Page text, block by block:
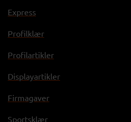
Express
Profilklær
Profilartikler
Displayartikler
Firmagaver
Sportsklær